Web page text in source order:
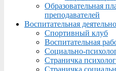
Образовательная
преподавателей
Воспитательная
Спортивный клуб
Воспитательная
Социально-
Страничка
Страничка